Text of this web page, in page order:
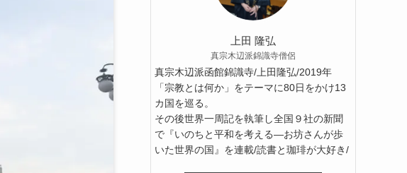
上田 隆弘
真宗木辺派錦識寺僧侶
真宗木辺派函館錦識寺/上田隆弘/2019年
「宗教とは何か」をテーマに80日をかけ13
カ国を巡る。
その後世界一周記を執筆し全国９社の新聞
で『いのちと平和を考える―お坊さんが歩
いた世界の国』を連載/読書と珈琲が大好き/